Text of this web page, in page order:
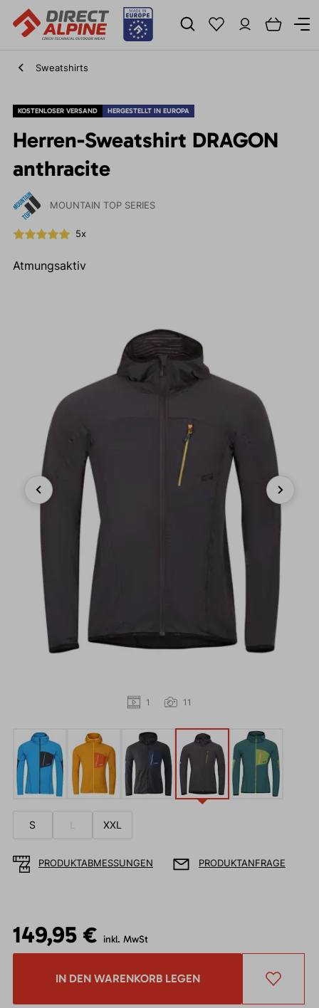
Sweatshirts
KOSTENLOSER VERSAND HERGESTELLT IN EUROPA
Herren-Sweatshirt DRAGON
anthracite
MOUNTAIN TOP SERIES
5x
Atmungsaktiv
1 11
S XXL
PRODUKTABMESSUNGEN PRODUKTANFRAGE
149,95 € inkl. MwSt
IN DEN WARENKORB LEGEN